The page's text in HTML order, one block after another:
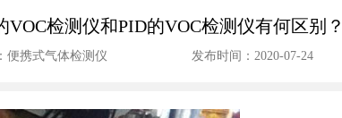
VOC检测仪和PID的VOC检测仪有何区别
便携式气体检测仪 发布时间：2020-07-24